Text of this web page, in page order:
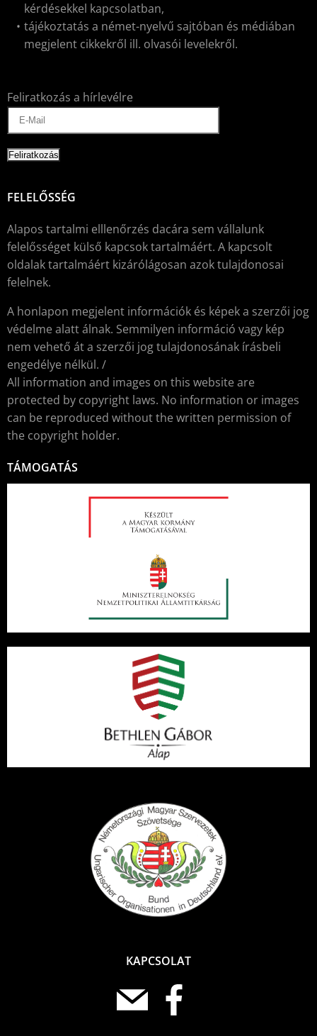
kérdésekkel kapcsolatban,
tájékoztatás a német-nyelvű sajtóban és médiában
megjelent cikkekről ill. olvasói levelekről.
Feliratkozás a hírlevélre
FELELŐSSÉG
Alapos tartalmi elllenőrzés dacára sem vállalunk
felelősséget külső kapcsok tartalmáért. A kapcsolt
oldalak tartalmáért kizárólágosan azok tulajdonosai
felelnek.
A honlapon megjelent információk és képek a szerzői jog
védelme alatt álnak. Semmilyen információ vagy kép
nem vehető át a szerzői jog tulajdonosának írásbeli
engedélye nélkül. /
All information and images on this website are
protected by copyright laws. No information or images
can be reproduced without the written permission of
the copyright holder.
TÁMOGATÁS
KAPCSOLAT